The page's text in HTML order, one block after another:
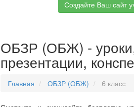
Создайте Ваш сайт
ОБЗР (ОБЖ) -
презентации,
Главная ОБЗР (ОБЖ) 6 класс